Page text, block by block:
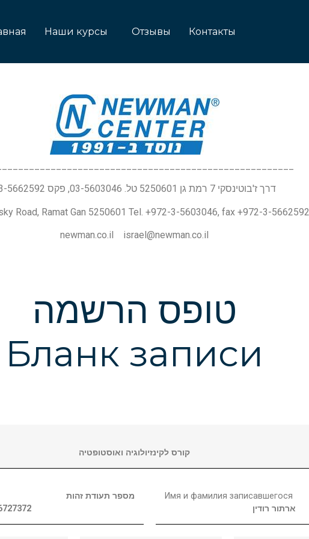
Наши курсы Отзывы Контакты
דרך ז'בוטינסקי 7 רמת גן 5250601 טל. 03-5603046, פקס 03-5662592
Road, Ramat Gan 5250601 Tel. +972-3-5603046, fax +972-3-5662592
newman.co.il israel@newman.co.il
טופס הרשמה
Бланк записи
קורס לקינזיולוגיה ואוסטופטיה
מספר תעודת זהות
Имя и фамилия записавшегося
ארתור רודין